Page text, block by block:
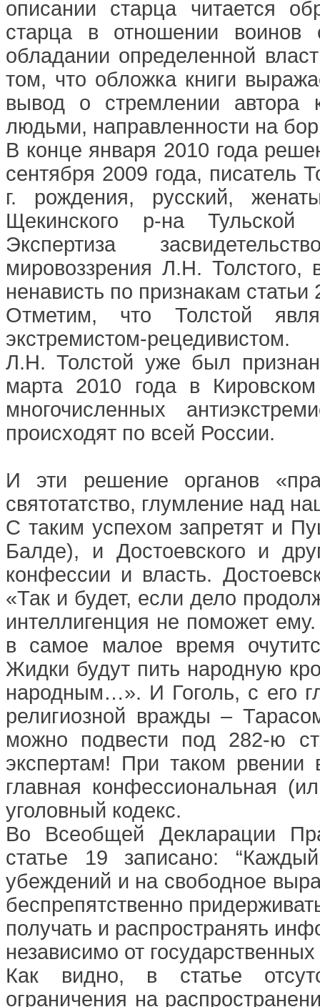
описании старца читается
старца в отношении воинов
обладании определенной
том, что обложка книги
вывод о стремлении автора
людьми, направленности на
В конце января 2010 года
сентября 2009 года, писатель
г. рождения, русский,
Щекинского р-на
Экспертиза
мировоззрения Л.Н. Толстого,
ненависть по признакам
Отметим, что Толстой
экстремистом-рецедивистом.
Л.Н. Толстой уже был
марта 2010 года в
многочисленных
происходят по всей России.
И эти решение органов
святотатство, глумление над
С таким успехом запретят и
Балде), и Достоевского и
конфессии и власть.
«Так и будет, если дело
интеллигенция не поможет
в самое малое время
Жидки будут пить народную
народным…». И Гоголь, с его
религиозной вражды –
можно подвести под 282-ю
экспертам! При таком рвении
главная конфессиональная
уголовный кодекс.
Во Всеобщей Декларации
статье 19 записано:
убеждений и на свободное
беспрепятственно
получать и распространять
независимо от государственных
Как видно, в статье
ограничения на